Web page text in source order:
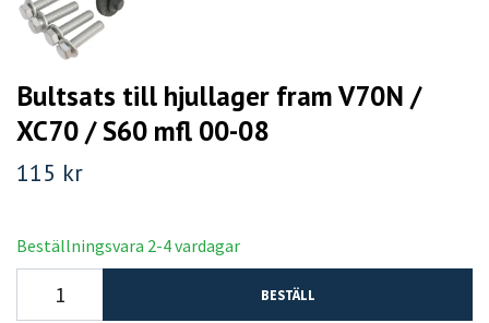
Bultsats till hjullager fram V70N /
XC70 / S60 mfl 00-08
115 kr
Beställningsvara 2-4 vardagar
BESTÄLL